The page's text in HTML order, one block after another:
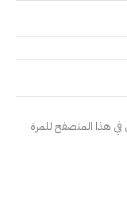
في هذا المتصفح للمرة